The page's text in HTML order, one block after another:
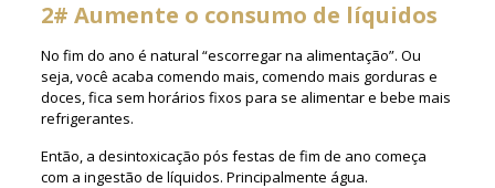
2# Aumente o consumo de líquidos
No fim do ano é natural “escorregar na alimentação”. Ou
seja, você acaba comendo mais, comendo mais gorduras e
doces, fica sem horários fixos para se alimentar e bebe mais
refrigerantes.
Então, a desintoxicação pós festas de fim de ano começa
com a ingestão de líquidos. Principalmente água.